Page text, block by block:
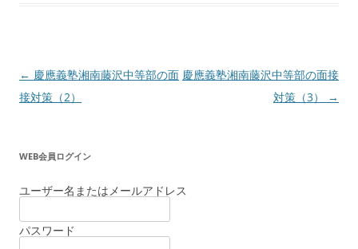
投
稿
ゲ
ー
ョ
← 慶應義塾湘南藤沢中等部の面
接対策（2）
慶應義塾湘南藤沢中等部の面接
対策（3）
→
WEB会員ログイン
ユーザー名またはメールアドレス
パスワード